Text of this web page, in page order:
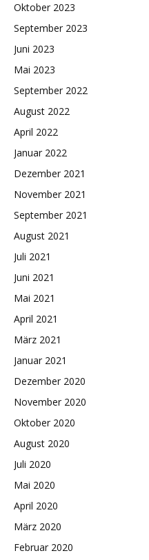
Oktober 2023
September 2023
Juni 2023
Mai 2023
September 2022
August 2022
April 2022
Januar 2022
Dezember 2021
November 2021
September 2021
August 2021
Juli 2021
Juni 2021
Mai 2021
April 2021
März 2021
Januar 2021
Dezember 2020
November 2020
Oktober 2020
August 2020
Juli 2020
Mai 2020
April 2020
März 2020
Februar 2020